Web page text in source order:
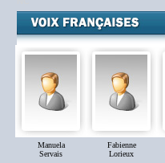
Manuela
Servais
Fabienne
Lorieux